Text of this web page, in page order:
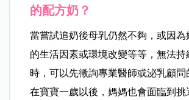
的配方奶？
當嘗試追奶後母乳仍然不夠，或因為
的生活因素或環境改變等等，無法持
時，可以先徵詢專業醫師或泌乳顧
在寶寶一歲以後，媽媽也會面臨到挑